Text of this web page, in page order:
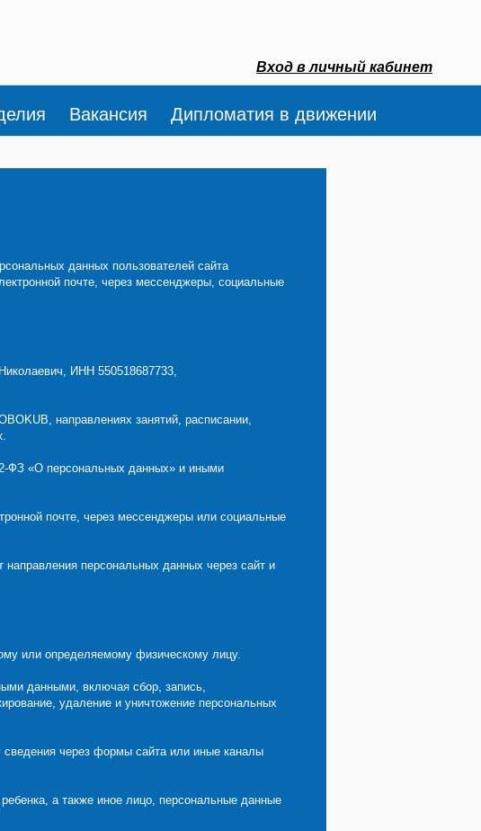
Вход в личный кабинет
Вакансия Дипломатия в движении
данных пользователей сайта
почте, через мессенджеры, социальные
ИНН 550518687733,
направлениях занятий, расписании,
ФЗ «О персональных данных» и иными
почте, через мессенджеры или социальные
персональных данных через сайт и
или определяемому физическому лицу.
данными, включая сбор, запись,
удаление и уничтожение персональных
через формы сайта или иные каналы
а также иное лицо, персональные данные